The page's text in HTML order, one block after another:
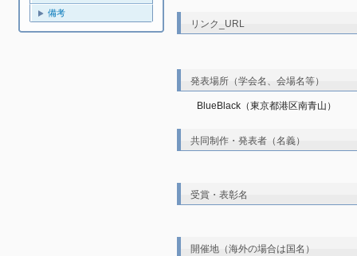
備考
リンク_URL
発表場所（学会名、会場名等）
BlueBlack（東京都港区南青山）
共同制作・発表者（名義）
受賞・表彰名
開催地（海外の場合は国名）